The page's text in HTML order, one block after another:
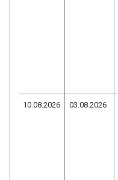
10.08.2026 03.08.2026